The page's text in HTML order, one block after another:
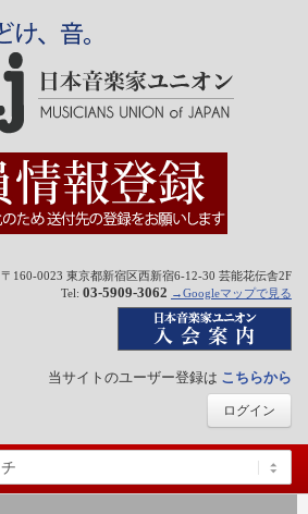
〒160-0023 東京都新宿区西新宿6-12-30 芸能花伝舎2F
Tel: 03-5909-3062 →Googleマップで見る
当サイトのユーザー登録は こちらから
ログイン